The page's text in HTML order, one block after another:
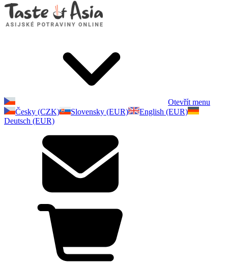
Otevřít menu
Česky (CZK)
Slovensky (EUR)
English (EUR)
Deutsch (EUR)